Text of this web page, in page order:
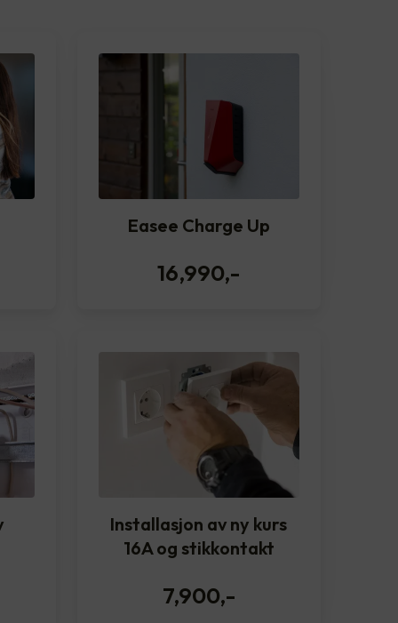
Easee Charge Up
16,990,-
Installasjon av ny kurs
16A og stikkontakt
7,900,-